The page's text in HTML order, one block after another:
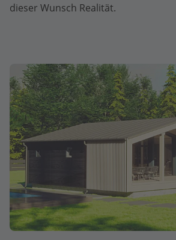
dieser Wunsch Realität.